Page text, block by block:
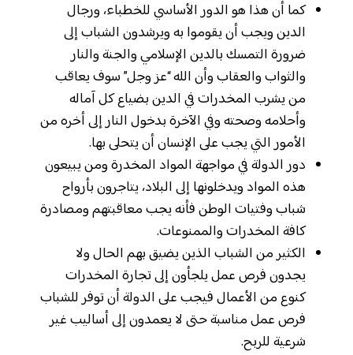
كما أن هذا هو الدور الأساسي للخطباء، ورجال
الدين ويجب أن يقوموا به ويرشدون الشباب إلى
ضرورة التمسك بالدين الإسلامي والجنة والنار
والثواب والعقاب وأن الله “عز وجل” سوف يعاقب
من يشرب المخدرات في الدين بضياع كل آماله
وأحلامه وصحته وفي الآخرة بدخول النار إلى أخره من
الأمور التي يجب على الإنسان أن يتحلى بها.
دور الدولة في مواجهة المواد المخدرة ومن يبيعون
هذه المواد ويدخلونها إلى البلاد، يتاجرون بأرواح
شباب وفتيات الوطن فأنه يجب معاقبتهم ومصادرة
كافة المخدرات والممنوعات.
الكثير من الشباب الذين يضيق بهم الحال ولا
يجدون فرص عمل يلجأون إلى تجارة المخدرات
كنوع من الأعمال فيجب على الدولة أن توفر للشباب
فرص عمل مناسبة حتى لا يعمدون إلى أساليب غير
شرعية للربح.